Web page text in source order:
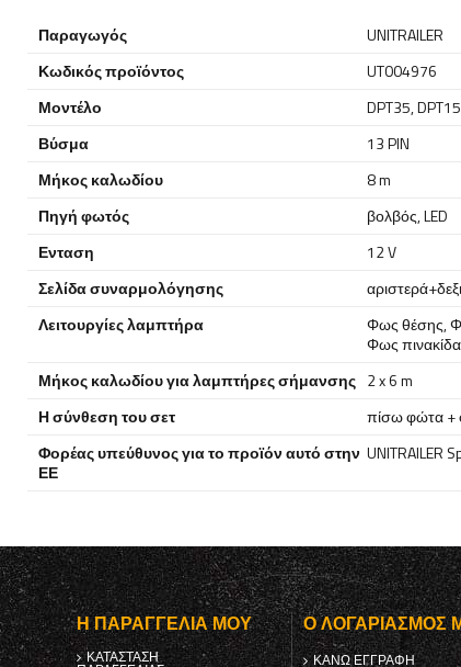
Παραγωγός
UNITRAILER
Κωδικός προϊόντος
UT004976
Μοντέλο
DPT35,
Βύσμα
13 PIN
Μήκος καλωδίου
8 m
Πηγή φωτός
βολβός,LED
Ενταση
12 V
Σελίδα συναρμολόγησης
Λειτουργίες λαμπτήρα
Φως θέσης,
Φως
Μήκος καλωδίου για λαμπτήρες σήμανσης 2 x 6 m
Η σύνθεση του σετ
πίσω φώτα +
Φορέας υπεύθυνος για το προϊόν αυτό στην
ΕΕ
UNITRAILER
Η ΠΑΡΑΓΓΕΛΊΑ ΜΟΥ
ΚΑΤΆΣΤΑΣΗ
Ο ΛΟΓΑΡΙΑΣΜΌΣ
ΚΑΝΩ ΕΓΓΡΑΦΗ